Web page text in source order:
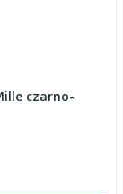
czarno-